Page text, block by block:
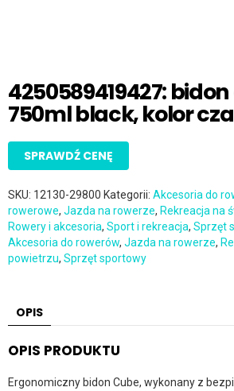
4250589419427:
750ml black, kolor
SPRAWDŹ CENĘ
SKU: 12130-29800 Kategorii: Akcesoria do
rowerowe, Jazda na rowerze, Rekreacja na
Rowery i akcesoria, Sport i rekreacja, Sprzęt
Akcesoria do rowerów, Jazda na rowerze,
powietrzu, Sprzęt sportowy
OPIS
OPIS PRODUKTU
Ergonomiczny bidon Cube, wykonany z